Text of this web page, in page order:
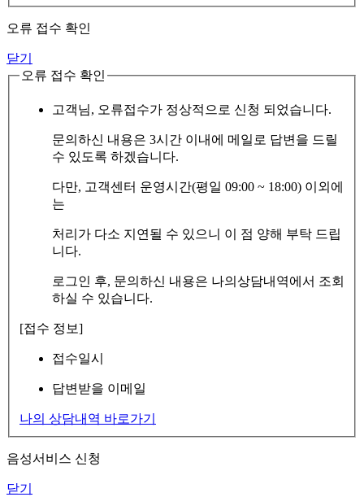
오류 접수 확인
닫기
오류 접수 확인
고객님, 오류접수가 정상적으로 신청 되었습니다.
문의하신 내용은 3시간 이내에 메일로 답변을 드릴
수 있도록 하겠습니다.
다만, 고객센터 운영시간(평일 09:00 ~ 18:00) 이외에
는
처리가 다소 지연될 수 있으니 이 점 양해 부탁 드립
니다.
로그인 후, 문의하신 내용은 나의상담내역에서 조회
하실 수 있습니다.
[접수 정보]
접수일시
답변받을 이메일
나의 상담내역 바로가기
음성서비스 신청
닫기